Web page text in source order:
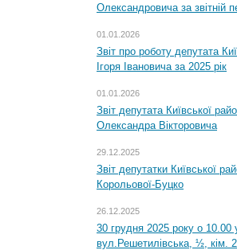
Олександровича за звітній
01.01.2026
Звіт про роботу депутата
Ігоря Івановича за 2025 рік
01.01.2026
Звіт депутата Київської
Олександра Вікторовича
29.12.2025
Звіт депутатки Київської
Корольової-Буцко
26.12.2025
30 грудня 2025 року о 10.00
вул.Решетилівська, ½, кім.